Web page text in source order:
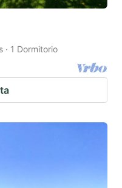
· 1 Dormitorio